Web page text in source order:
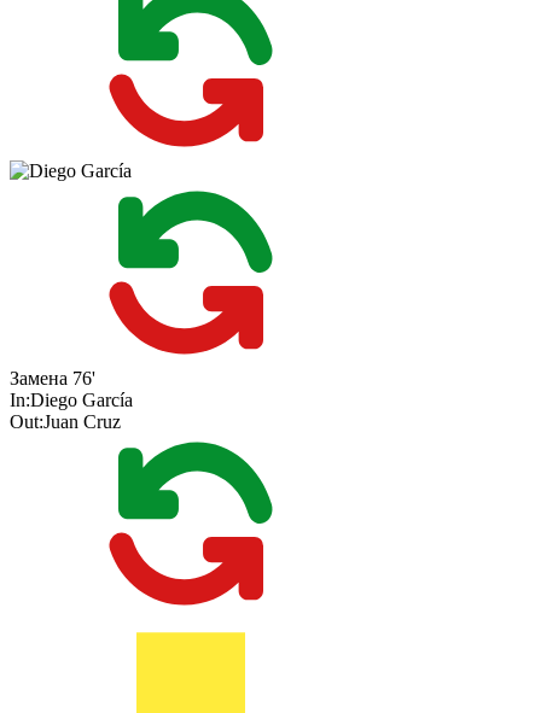
Замена 76'
In:Diego García
Out:Juan Cruz